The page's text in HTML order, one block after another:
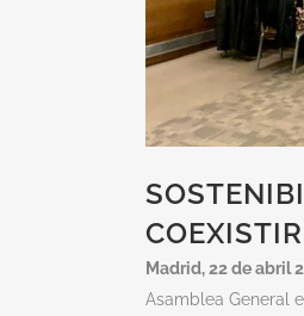
COEXISTIR
Madrid, 22 de abril
Asamblea General